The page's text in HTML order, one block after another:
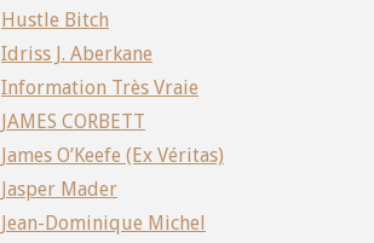
Hustle Bitch
Idriss J. Aberkane
Information Très Vraie
JAMES CORBETT
James O’Keefe (Ex Véritas)
Jasper Mader
Jean-Dominique Michel